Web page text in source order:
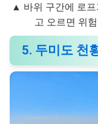
▲ 바위 구간에 로
고 오르면 위
5. 두미도 천